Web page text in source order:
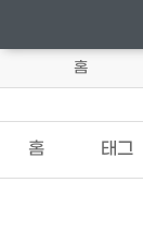
홈
홈 태그